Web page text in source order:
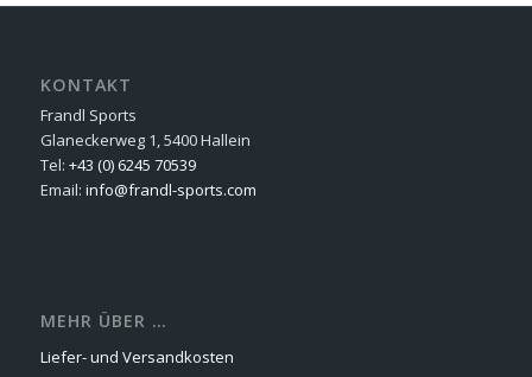
KONTAKT
Frandl Sports
Glaneckerweg 1, 5400 Hallein
Tel: +43 (0) 6245 70539
Email: info@frandl-sports.com
MEHR ÜBER …
Liefer- und Versandkosten